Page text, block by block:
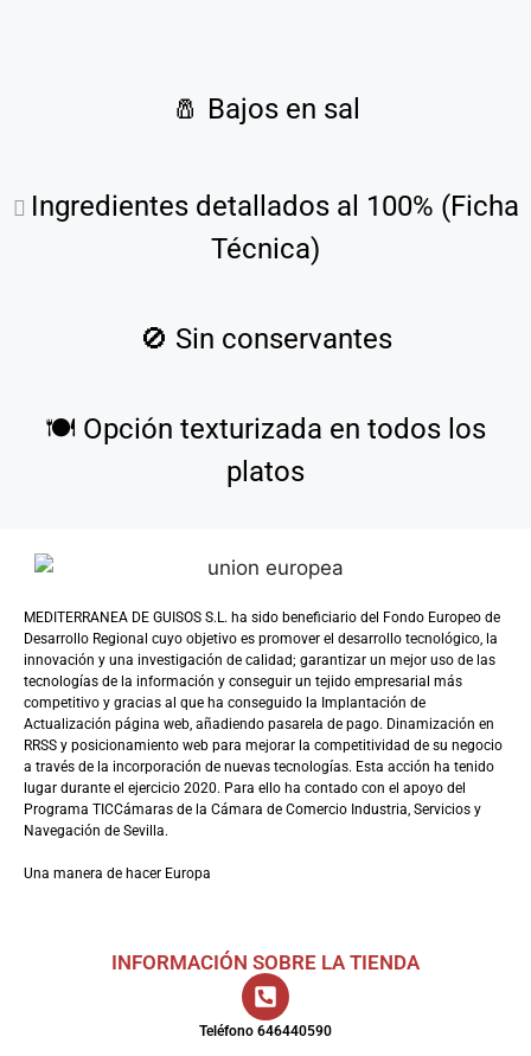
🧂 Bajos en sal
Ingredientes detallados al 100% (Ficha
Técnica)
🚫 Sin conservantes
🍽️ Opción texturizada en todos los
platos
MEDITERRANEA DE GUISOS S.L. ha sido beneficiario del Fondo Europeo de
Desarrollo Regional cuyo objetivo es promover el desarrollo tecnológico, la
innovación y una investigación de calidad; garantizar un mejor uso de las
tecnologías de la información y conseguir un tejido empresarial más
competitivo y gracias al que ha conseguido la Implantación de
Actualización página web, añadiendo pasarela de pago. Dinamización en
RRSS y posicionamiento web para mejorar la competitividad de su negocio
a través de la incorporación de nuevas tecnologías. Esta acción ha tenido
lugar durante el ejercicio 2020. Para ello ha contado con el apoyo del
Programa TICCámaras de la Cámara de Comercio Industria, Servicios y
Navegación de Sevilla.
Una manera de hacer Europa
INFORMACIÓN SOBRE LA TIENDA
Teléfono 646440590